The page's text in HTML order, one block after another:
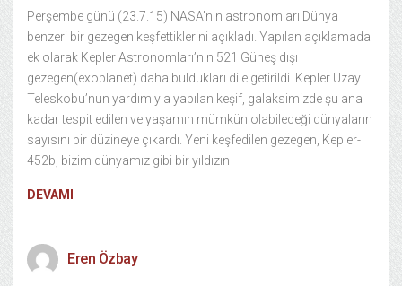
Perşembe günü (23.7.15) NASA’nın astronomları Dünya
benzeri bir gezegen keşfettiklerini açıkladı. Yapılan açıklamada
ek olarak Kepler Astronomları’nın 521 Güneş dışı
gezegen(exoplanet) daha buldukları dile getirildi. Kepler Uzay
Teleskobu’nun yardımıyla yapılan keşif, galaksimizde şu ana
kadar tespit edilen ve yaşamın mümkün olabileceği dünyaların
sayısını bir düzineye çıkardı. Yeni keşfedilen gezegen, Kepler-
452b, bizim dünyamız gibi bir yıldızın
DEVAMI
Eren Özbay